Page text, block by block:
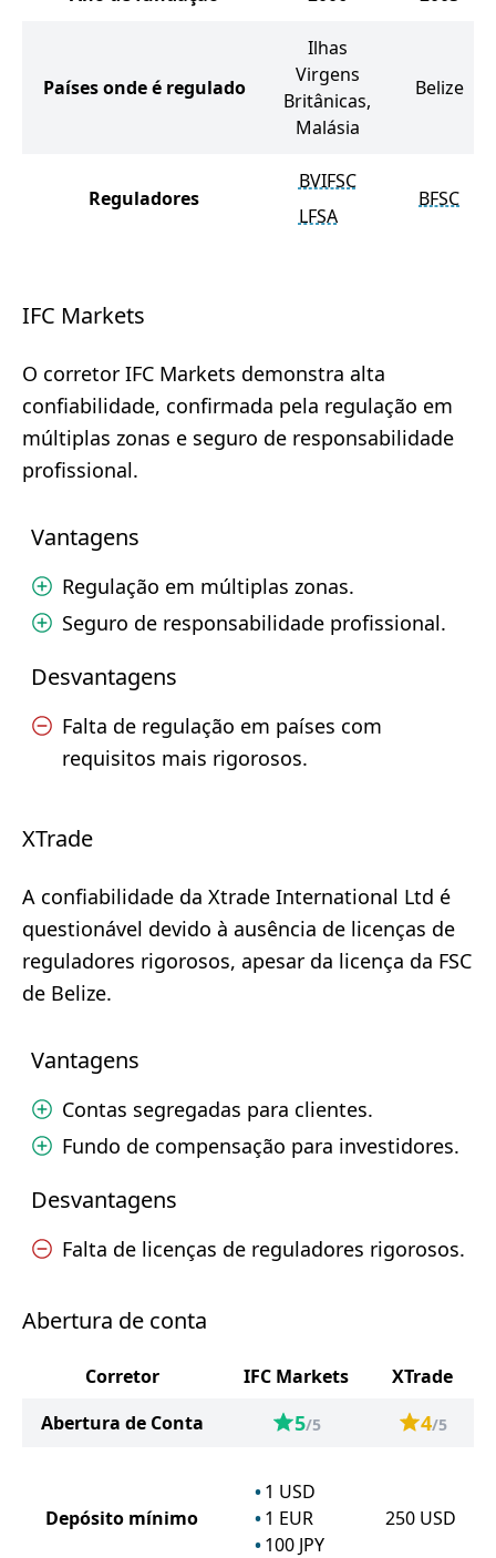
Países onde é regulado
Ilhas
Virgens
Britânicas,
Malásia
Belize
Reguladores
BVIFSC
LFSA
BFSC
IFC Markets
O corretor IFC Markets demonstra alta
confiabilidade, confirmada pela regulação em
múltiplas zonas e seguro de responsabilidade
profissional.
Vantagens
Regulação em múltiplas zonas.
Seguro de responsabilidade profissional.
Desvantagens
Falta de regulação em países com
requisitos mais rigorosos.
XTrade
A confiabilidade da Xtrade International Ltd é
questionável devido à ausência de licenças de
reguladores rigorosos, apesar da licença da FSC
de Belize.
Vantagens
Contas segregadas para clientes.
Fundo de compensação para investidores.
Desvantagens
Falta de licenças de reguladores rigorosos.
Abertura de conta
Corretor IFC Markets
XTrade
Abertura de Conta
5/5 4/5
Depósito mínimo
1 USD
1 EUR
100 JPY
250 USD